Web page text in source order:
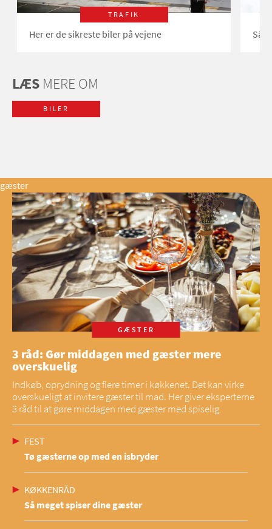
TRAFIK
Her er de sikreste biler på vejene
LÆS MERE OM
BILER
gæster
GÆSTER
3 råd: Gør middagen med gæster mere
overskuelig
Indkøb, oprydning og flere timer i køkkenet. Det kan virke
overskueligt at invitere gæster til mad. Her giver eksperterne
3 råd til at gøre middagen med gæster med spiselig
FEST
Tø gæsterne op med en isbryder
KØKKENRÅD
Så meget spiser dine gæster